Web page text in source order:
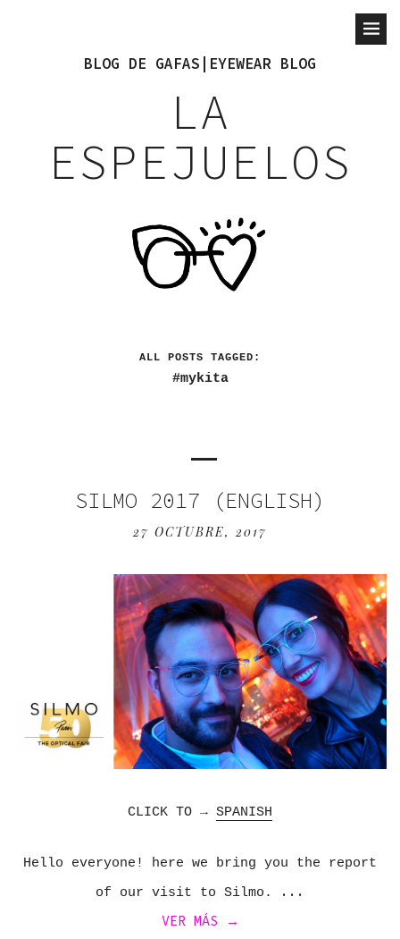
BLOG DE GAFAS|EYEWEAR BLOG
LA
ESPEJUELOS
ALL POSTS TAGGED:
mykita
SILMO 2017 (ENGLISH)
27 OCTUBRE, 2017
CLICK TO → SPANISH
Hello everyone! here we bring you the report
of our visit to Silmo.
VER MÁS →